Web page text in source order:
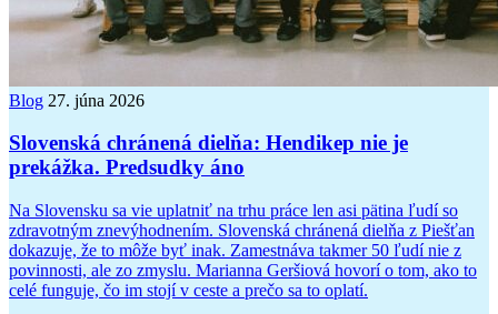
Blog 27. júna 2026
Slovenská chránená dielňa: Hendikep nie je
prekážka. Predsudky áno
Na Slovensku sa vie uplatniť na trhu práce len asi pätina ľudí so
zdravotným znevýhodnením. Slovenská chránená dielňa z Piešťan
dokazuje, že to môže byť inak. Zamestnáva takmer 50 ľudí nie z
povinnosti, ale zo zmyslu. Marianna Geršiová hovorí o tom, ako to
celé funguje, čo im stojí v ceste a prečo sa to oplatí.